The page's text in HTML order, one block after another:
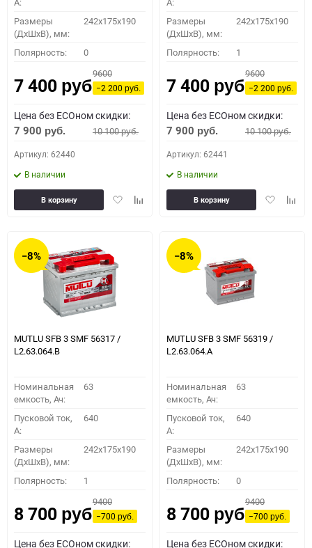
Размеры
(ДхШхВ), мм:
242x175x190
Полярность: 0
7 400 руб.
9600
−2 200руб.
Цена без ECOном скидки:
7 900 руб. 10 100руб.
Артикул: 62440
В наличии
ДобавитьДобавить
В корзину
Размеры
(ДхШхВ), мм:
242x175x190
Полярность: 1
7 400 руб.
9600
−2 200руб.
Цена без ECOном скидки:
7 900 руб. 10 100руб.
Артикул: 62441
В наличии
Добавить
В корзину
−8%
MUTLU SFB 3 SMF 56317 /
L2.63.064.B
Номинальная
емкость, Ач:
63
Пусковой ток,
A:
640
Размеры
(ДхШхВ), мм:
242x175x190
Полярность: 1
8 700 руб.
9400
−700руб.
Цена без ECOном скидки:
−8%
MUTLU SFB 3 SMF 56319 /
L2.63.064.А
Номинальная
емкость, Ач:
63
Пусковой ток,
A:
640
Размеры
(ДхШхВ), мм:
242x175x190
Полярность: 0
8 700 руб.
9400
−700руб.
Цена без ECOном скидки: